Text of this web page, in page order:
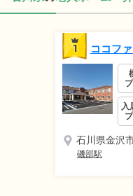
1 ココフ
入
石川県金沢
磯部駅